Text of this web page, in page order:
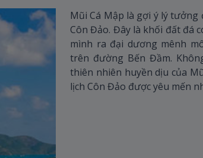
Mũi Cá Mập là gợi ý lý
Côn Đảo. Đây là khối đất đá
mình ra đại dương mênh
trên đường Bến Đầm.
thiên nhiên huyền dịu của
lịch Côn Đảo được yêu mến